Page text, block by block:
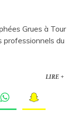
Grues à Tour
professionnels du
LIRE +